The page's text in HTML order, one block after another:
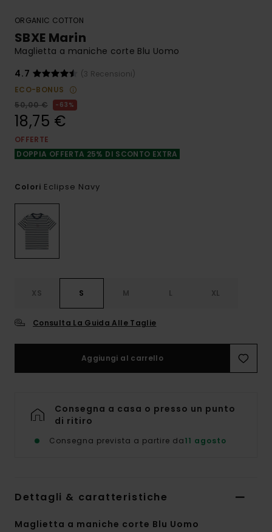
ORGANIC COTTON
SBXE Marin
Maglietta a maniche corte Blu Uomo
4.7
(3 Recensioni)
ECO-BONUS
50,00 €
63%
18,75 €
OFFERTE
DOPPIA OFFERTA 25% DI SCONTO EXTRA
Colori Eclipse Navy
XS S M L XL
Consulta La Guida Alle Taglie
Aggiungi al carrello
Consegna a casa o presso un punto
di ritiro
Consegna prevista a partire da11 agosto
Dettagli & caratteristiche
Maglietta a maniche corte Blu Uomo